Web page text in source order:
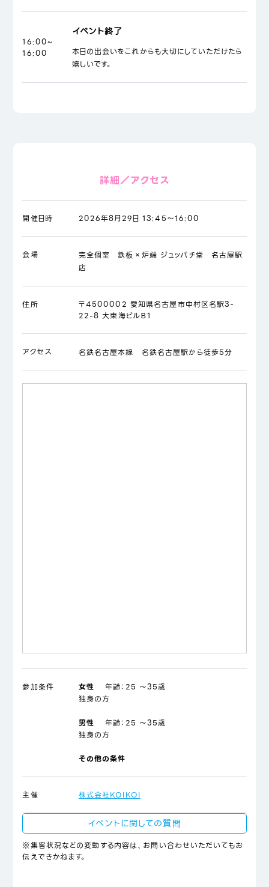
16:00~
16:00
イベント終了
本日の出会いをこれからも大切にしていただけたら
嬉しいです。
詳細／アクセス
開催日時 2026年8月29日 13:45～16:00
会場
完全個室 鉄板×炉端 ジュッパチ堂 名古屋駅
店
住所
〒4500002 愛知県名古屋市中村区名駅3-
22-8 大東海ビルＢ1
アクセス 名鉄名古屋本線 名鉄名古屋駅から徒歩5分
参加条件 女性 年齢： 25 ～35歳
独身の方
男性 年齢： 25 ～35歳
独身の方
その他の条件
主催 株式会社KOIKOI
イベントに関しての質問
※集客状況などの変動する内容は、お問い合わせいただいてもお
伝えできかねます。